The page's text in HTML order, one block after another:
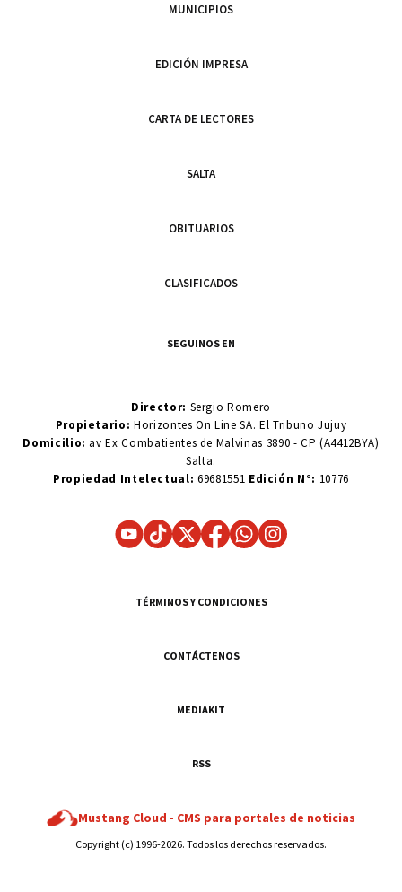
MUNICIPIOS
EDICIÓN IMPRESA
CARTA DE LECTORES
SALTA
OBITUARIOS
CLASIFICADOS
SEGUINOS EN
Director: Sergio Romero
Propietario:Horizontes On Line SA. El Tribuno Jujuy
Domicilio: av Ex Combatientes de Malvinas 3890 - CP (A4412BYA)
Salta.
Propiedad Intelectual: 69681551 Edición N°: 10776
TÉRMINOS Y CONDICIONES
CONTÁCTENOS
MEDIAKIT
RSS
Mustang Cloud - CMS para portales de noticias
Copyright (c) 1996-2026. Todos los derechos reservados.